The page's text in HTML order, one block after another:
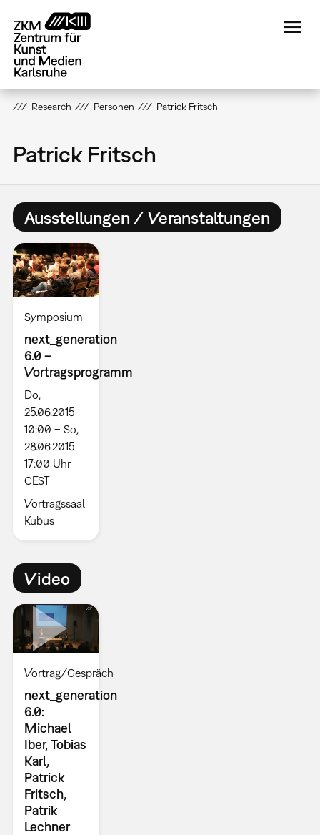
zum
Inhalt
Research Personen Patrick Fritsch
Patrick Fritsch
Ausstellungen / Veranstaltungen
Symposium
next_generation
6.0 –
Vortragsprogramm
Do,
25.06.2015
10:00 – So,
28.06.2015
17:00 Uhr
CEST
Vortragssaal
Kubus
Video
Vortrag/Gespräch
next_generation
6.0:
Michael
Iber, Tobias
Karl,
Patrick
Fritsch,
Patrik
Lechner